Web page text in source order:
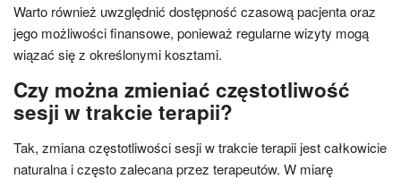
Warto również uwzględnić dostępność czasową pacjenta oraz
jego możliwości finansowe, ponieważ regularne wizyty mogą
wiązać się z określonymi kosztami.
Czy można zmieniać częstotliwość
sesji w trakcie terapii?
Tak, zmiana częstotliwości sesji w trakcie terapii jest całkowicie
naturalna i często zalecana przez terapeutów. W miarę